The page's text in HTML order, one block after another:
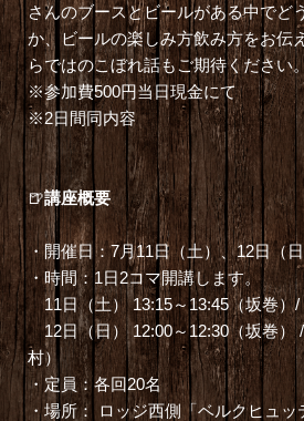
さんのブースとビールがある中でど
か、ビールの楽しみ方飲み方をお伝
らではのこぼれ話もご期待ください
※参加費500円当日現金にて
※2日間同内容
🍺講座概要
・開催日：7月11日（土）、12日（
・時間：1日2コマ開講します。
11日（土） 13:15～13:45（坂巻）/
12日（日） 12:00～12:30（坂巻） /
村）
・定員：各回20名
・場所： ロッジ西側「ベルクヒュッ